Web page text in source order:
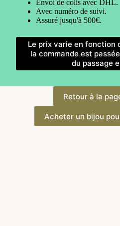
Envoi de colis avec DHL.
Avec numéro de suivi.
Assuré jusqu'à 500€.
Le prix varie en fonction
la commande est
du passage
Retour à la
Acheter un bijou